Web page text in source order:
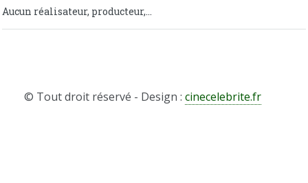
Aucun réalisateur, producteur,...
© Tout droit réservé - Design :cinecelebrite.fr